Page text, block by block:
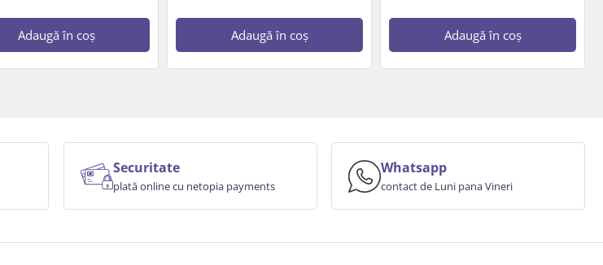
Adaugă în coș Adaugă în coș Adaugă în coș
Securitate
plată online cu netopia payments
Whatsapp
contact de Luni pana Vineri